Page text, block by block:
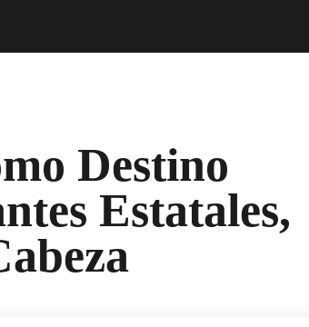
Destino
Estatales,